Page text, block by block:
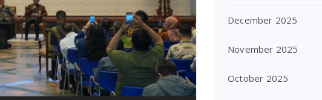
December 2025
November 2025
October 2025